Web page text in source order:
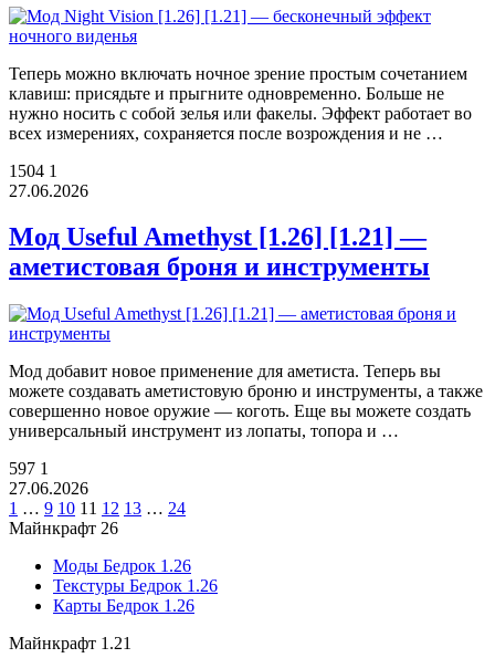
Теперь можно включать ночное зрение простым сочетанием
клавиш: присядьте и прыгните одновременно. Больше не
нужно носить с собой зелья или факелы. Эффект работает во
всех измерениях, сохраняется после возрождения и не …
1504 1
27.06.2026
Мод Useful Amethyst [1.26] [1.21] —
аметистовая броня и инструменты
Мод добавит новое применение для аметиста. Теперь вы
можете создавать аметистовую броню и инструменты, а также
совершенно новое оружие — коготь. Еще вы можете создать
универсальный инструмент из лопаты, топора и …
597 1
27.06.2026
1 … 9 10 11 12 13 … 24
Майнкрафт 26
Моды Бедрок 1.26
Текстуры Бедрок 1.26
Карты Бедрок 1.26
Майнкрафт 1.21